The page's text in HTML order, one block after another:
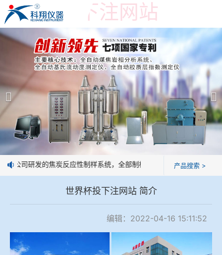
世界杯投下注网站
世界杯投下注网站
产品展示 ＞
焦炭高温性能检测系统
焦化行业检测及优化配煤设备
球团矿/烧结矿/块矿高温冶金性能检测系统
烧结/球团优化配矿研究设备
高炉配吹煤检测设备
冶金渣、保护渣等高温物性检测设备
公司简介
世界杯投下注网站
企业业绩
技术交流
企业荣誉
我公司研发的焦炭反应性制样系统，全部制样过程机械化操作，没有
产品搜索 >
世界杯投下注网站 简介
编辑：2022-04-16 15:11:52